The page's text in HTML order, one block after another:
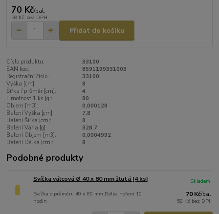
70 Kč/bal.
58 Kč bez DPH
Přidat do košíku
Číslo produktu:
33100
EAN kód:
8591199331003
Registrační číslo:
33100
Výška [cm]:
8
Šířka / průměr [cm]:
4
Hmotnost 1 ks [g]:
80
Objem [m3]:
0,000128
Balení Výška [cm]:
7,8
Balení Šířka [cm]:
8
Balení Váha [g]:
328,7
Balení Objem [m3]:
0,0004992
Balení Délka [cm]:
8
Podobné produkty
Svíčka válcová Ø 40 x 80 mm žlutá [4 ks]
Svíčka o průměru 40 x 80 mm Délka hoření 10
hodin
70 Kč/bal.
58 Kč bez DPH
Skladem